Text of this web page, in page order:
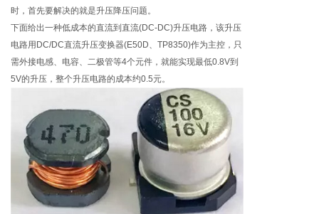
时，首先要解决的就是升压降压问题。
下面给出一种低成本的直流到直流(DC-DC)升压电路，该升压
电路用DC/DC直流升压变换器(E50D、TP8350)作为主控，只
需外接电感、电容、二极管等4个元件，就能实现最低0.8V到
5V的升压，整个升压电路的成本约0.5元。